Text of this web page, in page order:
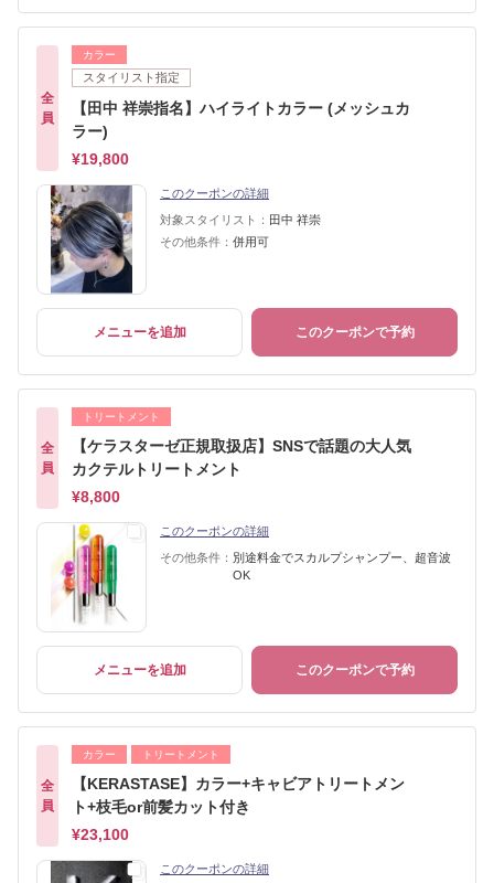
全
員
カラー
スタイリスト指定
【田中 祥崇指名】ハイライトカラー (メッシュカ
ラー)
¥19,800
このクーポンの詳細
対象スタイリスト： 田中 祥崇
その他条件： 併用可
メニューを追加 このクーポンで予約
全
員
トリートメント
【ケラスターゼ正規取扱店】SNSで話題の大人気
カクテルトリートメント
¥8,800
このクーポンの詳細
その他条件： 別途料金でスカルプシャンプー、超音波
OK
メニューを追加 このクーポンで予約
全
員
カラー トリートメント
【KERASTASE】カラー+キャビアトリートメン
ト+枝毛or前髪カット付き
¥23,100
このクーポンの詳細